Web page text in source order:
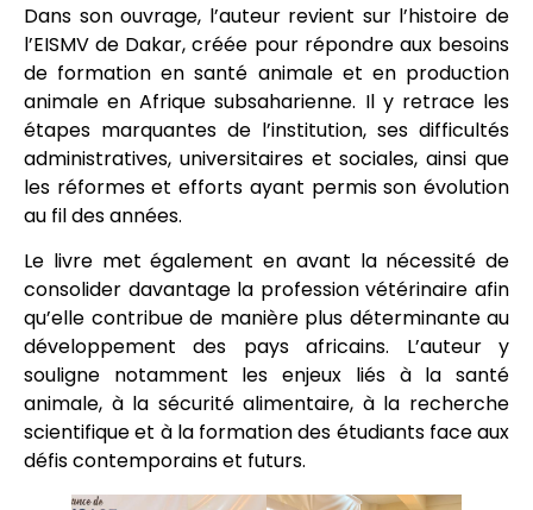
Dans son ouvrage, l’auteur revient sur l’histoire de
l’EISMV de Dakar, créée pour répondre aux besoins
de formation en santé animale et en production
animale en Afrique subsaharienne. Il y retrace les
étapes marquantes de l’institution, ses difficultés
administratives, universitaires et sociales, ainsi que
les réformes et efforts ayant permis son évolution
au fil des années.
Le livre met également en avant la nécessité de
consolider davantage la profession vétérinaire afin
qu’elle contribue de manière plus déterminante au
développement des pays africains. L’auteur y
souligne notamment les enjeux liés à la santé
animale, à la sécurité alimentaire, à la recherche
scientifique et à la formation des étudiants face aux
défis contemporains et futurs.